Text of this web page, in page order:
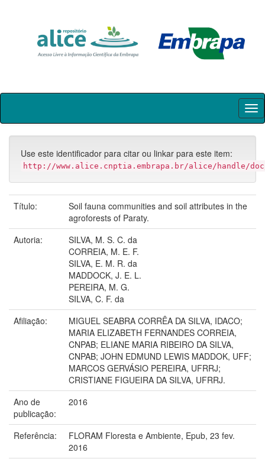
Skip
Use este identificador para citar ou linkar para este item:
http://www.alice.cnptia.embrapa.br/alice/handle/doc/
Título:
Soil fauna communities and soil attributes in the
agroforests of Paraty.
Autoria:
SILVA, M. S. C. da
CORREIA, M. E. F.
SILVA, E. M. R. da
MADDOCK, J. E. L.
PEREIRA, M. G.
SILVA, C. F. da
Afiliação:
MIGUEL SEABRA CORRÊA DA SILVA, IDACO;
MARIA ELIZABETH FERNANDES CORREIA,
CNPAB; ELIANE MARIA RIBEIRO DA SILVA,
CNPAB; JOHN EDMUND LEWIS MADDOK, UFF;
MARCOS GERVÁSIO PEREIRA, UFRRJ;
CRISTIANE FIGUEIRA DA SILVA, UFRRJ.
Ano de
publicação:
2016
Referência:
FLORAM Floresta e Ambiente, Epub, 23 fev.
2016